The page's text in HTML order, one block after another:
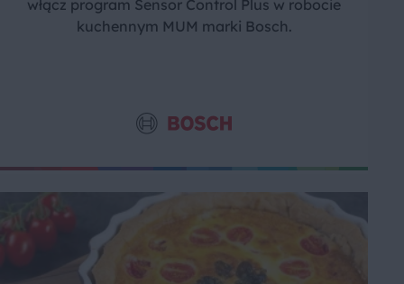
włącz program Sensor Control Plus w robocie
kuchennym MUM marki Bosch.